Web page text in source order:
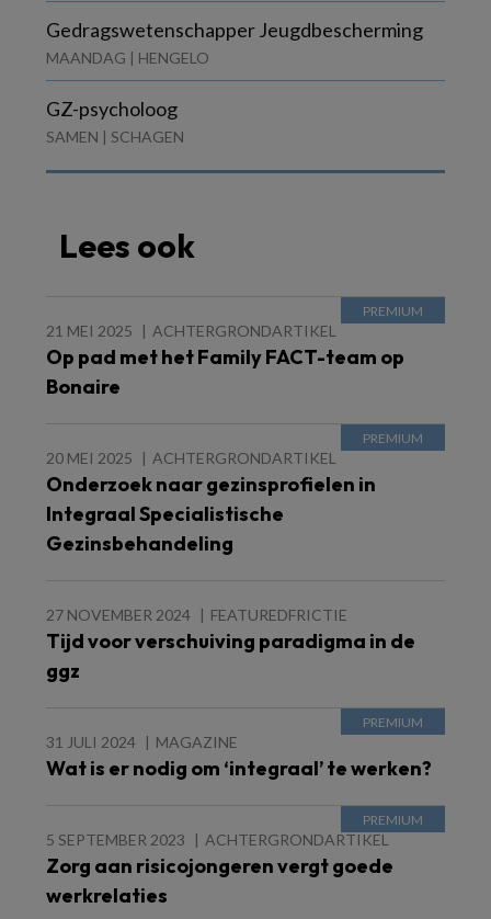
Gedragswetenschapper Jeugdbescherming
MAANDAG | HENGELO
GZ-psycholoog
SAMEN | SCHAGEN
Lees ook
21 MEI 2025 ACHTERGRONDARTIKEL
Op pad met het Family FACT-team op
Bonaire
20 MEI 2025 ACHTERGRONDARTIKEL
Onderzoek naar gezinsprofielen in
Integraal Specialistische
Gezinsbehandeling
27 NOVEMBER 2024 FEATUREDFRICTIE
Tijd voor verschuiving paradigma in de
ggz
31 JULI 2024 MAGAZINE
Wat is er nodig om ‘integraal’ te werken?
5 SEPTEMBER 2023 ACHTERGRONDARTIKEL
Zorg aan risicojongeren vergt goede
werkrelaties